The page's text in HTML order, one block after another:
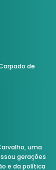
de
uma
gerações
e da política